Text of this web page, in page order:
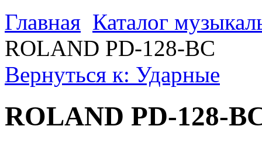
Главная Каталог
ROLAND PD-128-BC
Вернуться к: Ударные
ROLAND PD-128-